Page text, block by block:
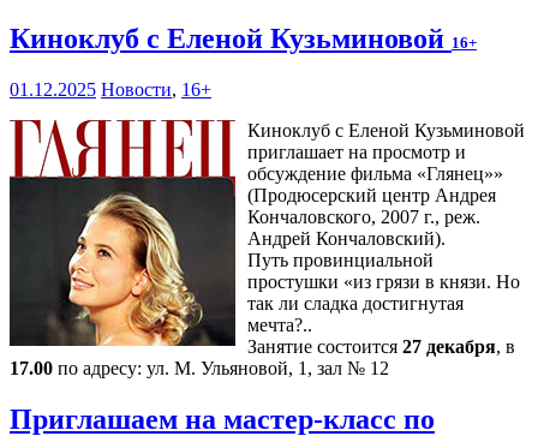
Киноклуб с Еленой Кузьминовой 16+
01.12.2025 Новости, 16+
Киноклуб с Еленой Кузьминовой
приглашает на просмотр и
обсуждение фильма «Глянец»»
(Продюсерский центр Андрея
Кончаловского, 2007 г., реж.
Андрей Кончаловский).
Путь провинциальной
простушки «из грязи в князи. Но
так ли сладка достигнутая
мечта?..
Занятие состоится 27 декабря, в
17.00 по адресу: ул. М. Ульяновой, 1, зал № 12
Приглашаем на мастер-класс по